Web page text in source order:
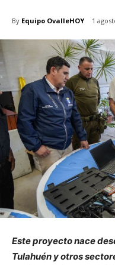
By Equipo OvalleHOY 1
Este proyecto nace
Tulahuén y otros